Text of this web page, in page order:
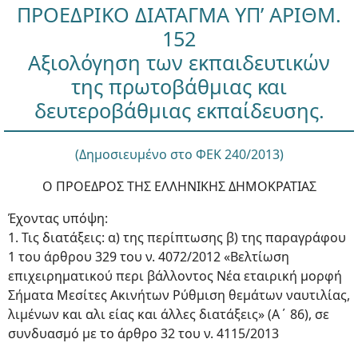
ΠΡΟΕΔΡΙΚΟ ΔΙΑΤΑΓΜΑ ΥΠ’ ΑΡΙΘΜ.
152
Αξιολόγηση των εκπαιδευτικών
της πρωτοβάθμιας και
δευτεροβάθμιας εκπαίδευσης.
(Δημοσιευμένο στο ΦΕΚ 240/2013)
Ο ΠΡΟΕΔΡΟΣ ΤΗΣ ΕΛΛΗΝΙΚΗΣ ΔΗΜΟΚΡΑΤΙΑΣ
Έχοντας υπόψη:
1. Τις διατάξεις: α) της περίπτωσης β) της παραγράφου
1 του άρθρου 329 του ν. 4072/2012 «Βελτίωση
επιχειρηματικού περι βάλλοντος Νέα εταιρική μορφή
Σήματα Μεσίτες Ακινήτων Ρύθμιση θεμάτων ναυτιλίας,
λιμένων και αλι είας και άλλες διατάξεις» (Α΄ 86), σε
συνδυασμό με το άρθρο 32 του ν. 4115/2013